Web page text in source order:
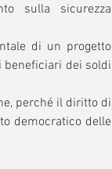
sulla sicurezza
di un progetto
beneficiari dei soldi
perché il diritto di
democratico delle